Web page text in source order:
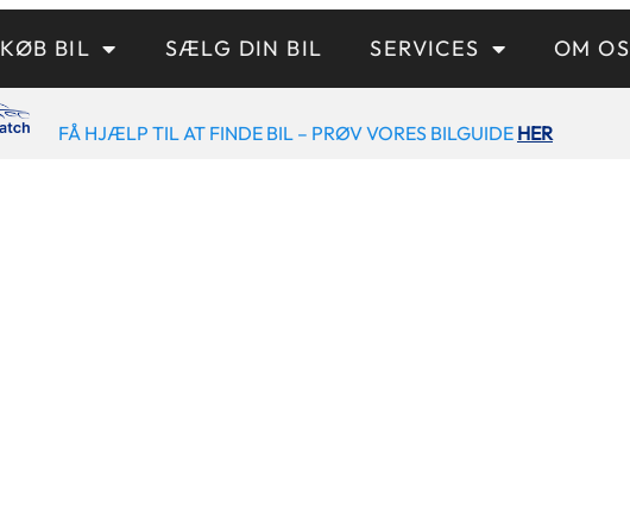
KØB BIL SÆLG DIN BIL SERVICES OM OS
FÅ HJÆLP TIL AT FINDE BIL – PRØV VORES BILGUIDE HER